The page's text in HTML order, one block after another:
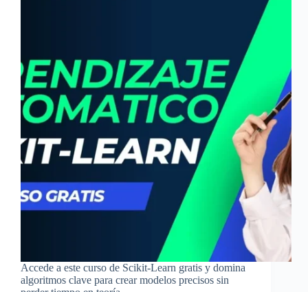
Accede a este curso de Scikit-Learn gratis y domina
algoritmos clave para crear modelos precisos sin